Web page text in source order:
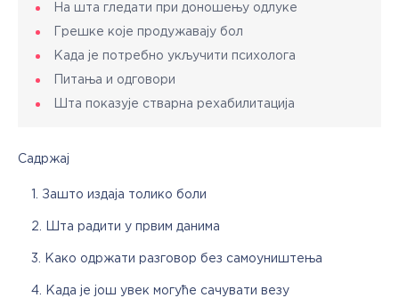
На шта гледати при доношењу одлуке
Грешке које продужавају бол
Када је потребно укључити психолога
Питања и одговори
Шта показује стварна рехабилитација
Садржај
Зашто издаја толико боли
Шта радити у првим данима
Како одржати разговор без самоуништења
Када је још увек могуће сачувати везу